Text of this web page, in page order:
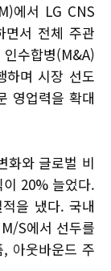
에서 LG CNS
면서 전체 주관
수합병(M&A)
하며 시장 선도
영업력을 확대
화와 글로벌 비
20% 늘었다.
을 냈다. 국내
S에서 선두를
아웃바운드 주